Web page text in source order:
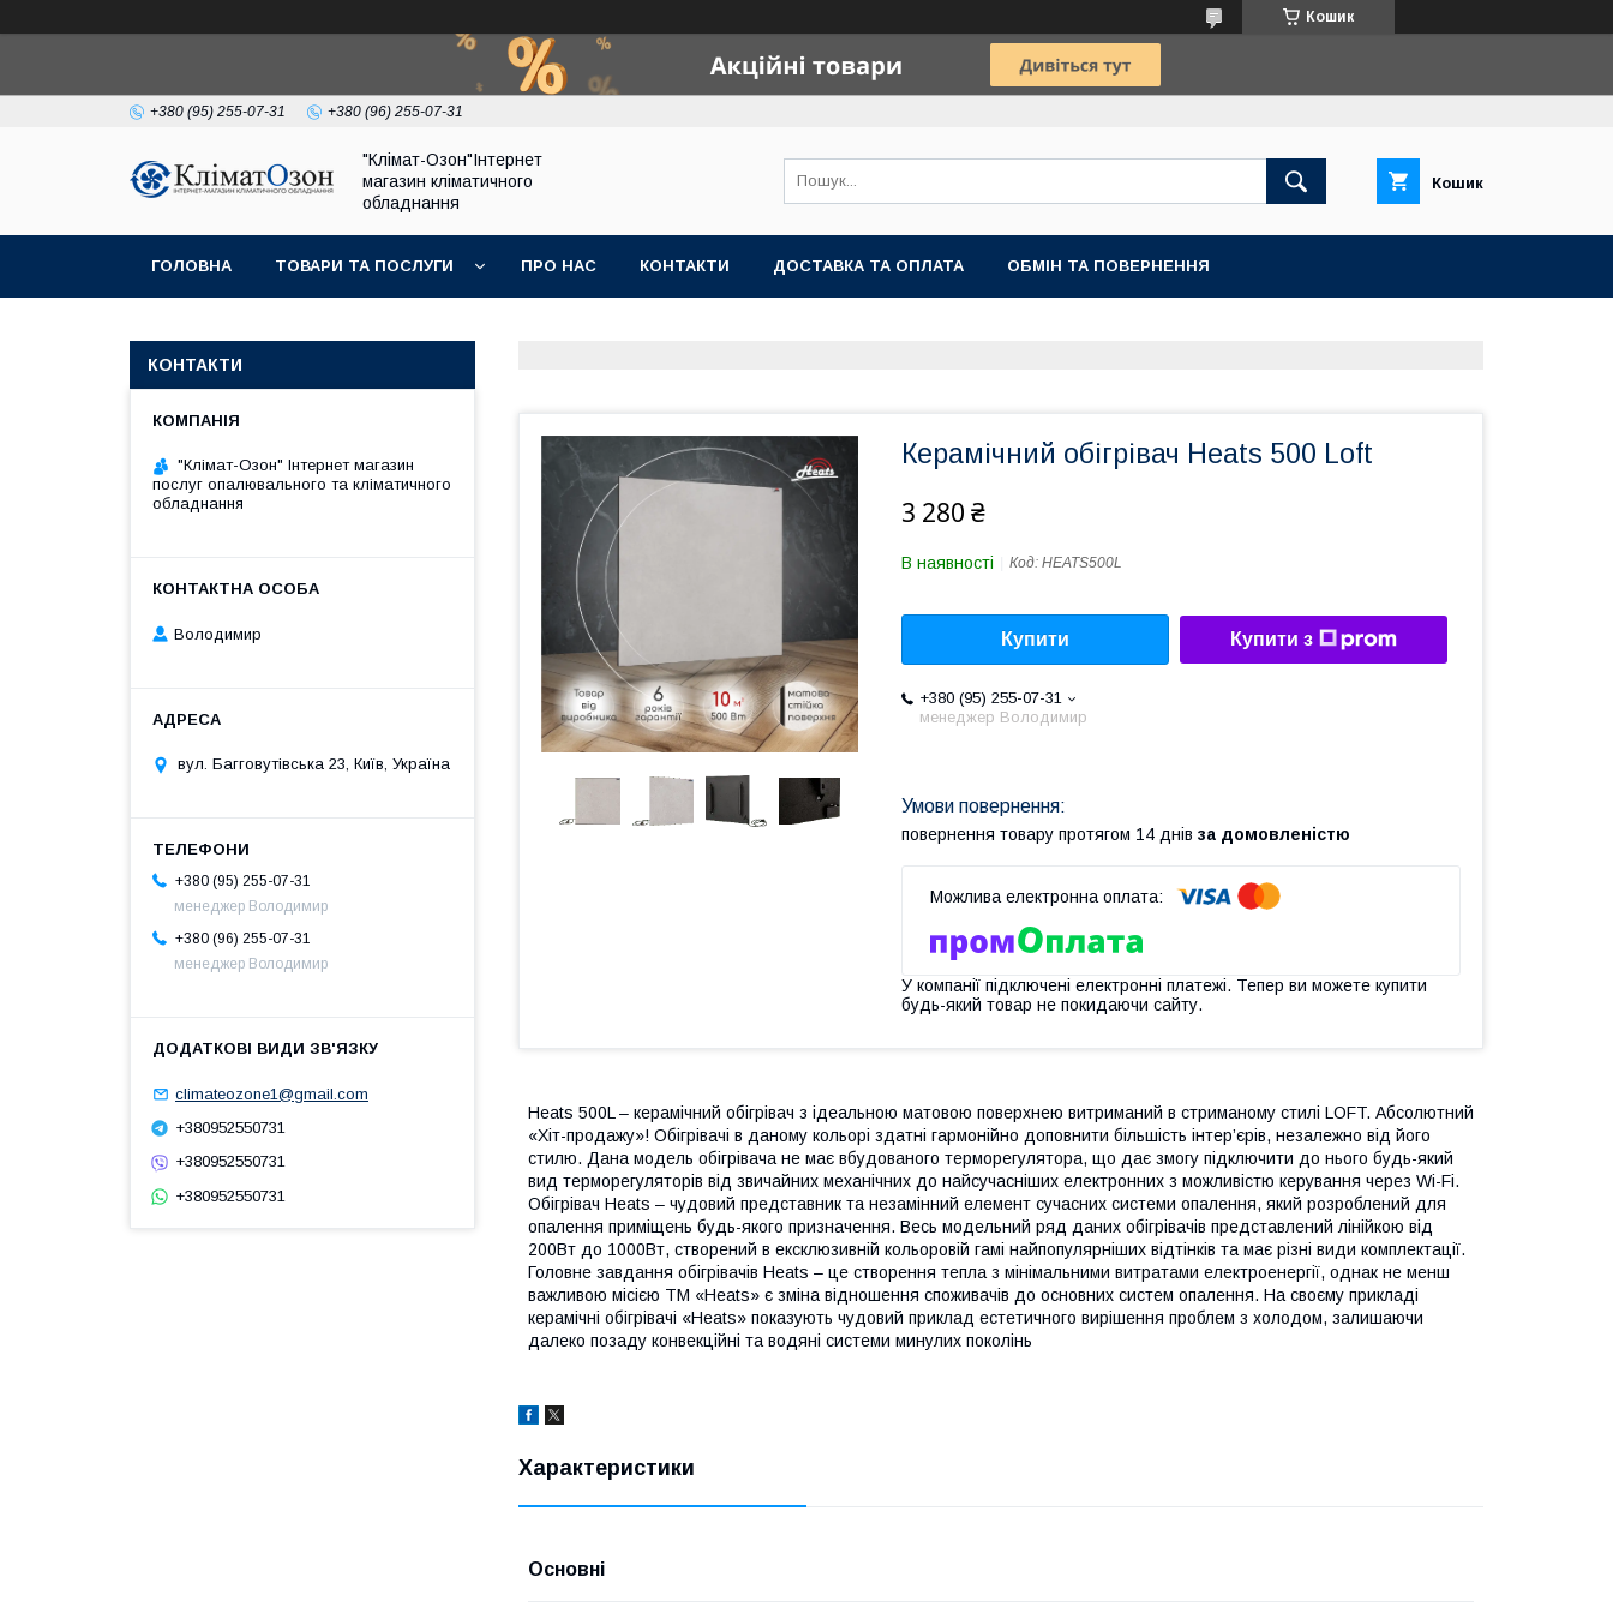
Кошик
+380 (95) 255-07-31 +380 (96) 255-07-31
"Клімат-Озон"Інтернет
магазин кліматичного
обладнання
Кошик
ГОЛОВНА ТОВАРИ ТА ПОСЛУГИ ПРО НАС КОНТАКТИ ДОСТАВКА ТА ОПЛАТА ОБМІН ТА ПОВЕРНЕННЯ
Керамічний обігрівач Heats 500 Loft
3 280 ₴
В наявності Код: HEATS500L
Купити Купити з
+380 (95) 255-07-31
менеджер Володимир
повернення товару протягом 14 днів за домовленістю
У компанії підключені електронні платежі. Тепер ви можете купити
будь-який товар не покидаючи сайту.
Heats 500L – керамічний обігрівач з ідеальною матовою поверхнею витриманий в стриманому стилі LOFT. Абсолютний
«Хіт-продажу»! Обігрівачі в даному кольорі здатні гармонійно доповнити більшість інтер’єрів, незалежно від його
стилю. Дана модель обігрівача не має вбудованого терморегулятора, що дає змогу підключити до нього будь-який
вид терморегуляторів від звичайних механічних до найсучасніших електронних з можливістю керування через Wi-Fi.
Обігрівач Heats – чудовий представник та незамінний елемент сучасних системи опалення, який розроблений для
опалення приміщень будь-якого призначення. Весь модельний ряд даних обігрівачів представлений лінійкою від
200Вт до 1000Вт, створений в ексклюзивній кольоровій гамі найпопулярніших відтінків та має різні види комплектації.
Головне завдання обігрівачів Heats – це створення тепла з мінімальними витратами електроенергії, однак не менш
важливою місією ТМ «Heats» є зміна відношення споживачів до основних систем опалення. На своєму прикладі
керамічні обігрівачі «Heats» показують чудовий приклад естетичного вирішення проблем з холодом, залишаючи
далеко позаду конвекційні та водяні системи минулих поколінь
Характеристики
Основні
КОНТАКТИ
"Клімат-Озон" Інтернет магазин
послуг опалювального та кліматичного
обладнання
Володимир
вул. Багговутівська 23, Київ, Україна
+380 (95) 255-07-31
менеджер Володимир
+380 (96) 255-07-31
менеджер Володимир
climateozone1@gmail.com
+380952550731
+380952550731
+380952550731